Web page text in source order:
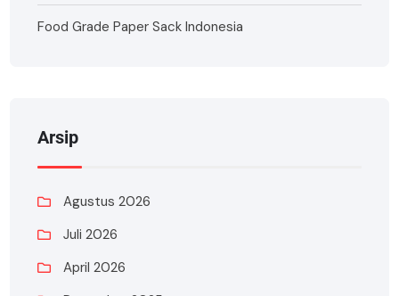
Food Grade Paper Sack Indonesia
Arsip
Agustus 2026
Juli 2026
April 2026